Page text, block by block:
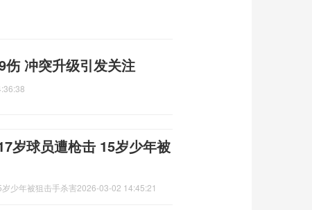
伤 冲突升级引发关注
岁球员遭枪击 15岁少年被
少年被狙击手杀害2026-03-02 14:45:21